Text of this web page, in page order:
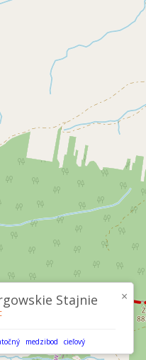
×
Stajnie
medzibod cieľový